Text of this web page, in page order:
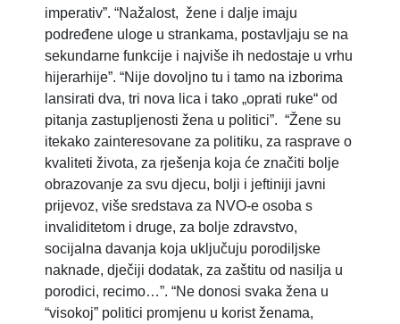
imperativ”. “Nažalost, žene i dalje imaju
podređene uloge u strankama, postavljaju se na
sekundarne funkcije i najviše ih nedostaje u vrhu
hijerarhije”. “Nije dovoljno tu i tamo na izborima
lansirati dva, tri nova lica i tako „oprati ruke“ od
pitanja zastupljenosti žena u politici”. “Žene su
itekako zainteresovane za politiku, za rasprave o
kvaliteti života, za rješenja koja će značiti bolje
obrazovanje za svu djecu, bolji i jeftiniji javni
prijevoz, više sredstava za NVO-e osoba s
invaliditetom i druge, za bolje zdravstvo,
socijalna davanja koja uključuju porodiljske
naknade, dječiji dodatak, za zaštitu od nasilja u
porodici, recimo…”. “Ne donosi svaka žena u
“visokoj” politici promjenu u korist ženama,